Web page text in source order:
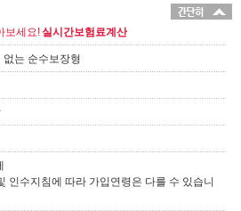
보세요!실시간보험료계산
없는 순수보장형
인수지침에 따라 가입연령은 다를 수 있습니